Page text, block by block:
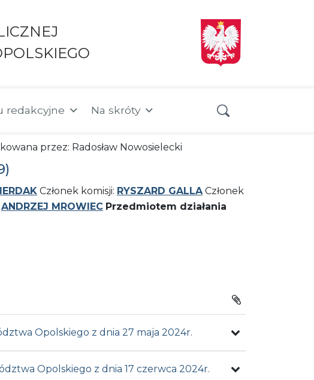
redakcyjne Na skróty
przez: Radosław Nowosielecki
Członek komisji: RYSZARD GALLACzłonek
ANDRZEJ MROWIEC Przedmiotem działania
Opolskiego z dnia 27 maja 2024r.
Opolskiego z dnia 17 czerwca 2024r.